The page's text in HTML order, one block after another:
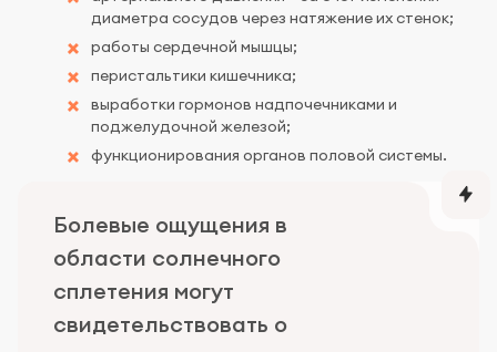
диаметра сосудов через натяжение их стенок;
работы сердечной мышцы;
перистальтики кишечника;
выработки гормонов надпочечниками и
поджелудочной железой;
функционирования органов половой системы.
Болевые ощущения в
области солнечного
сплетения могут
свидетельствовать о